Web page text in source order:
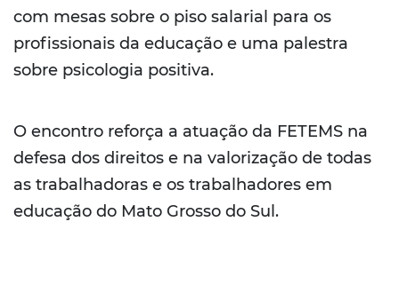
com mesas sobre o piso salarial para os
profissionais da educação e uma palestra
sobre psicologia positiva.
O encontro reforça a atuação da FETEMS na
defesa dos direitos e na valorização de todas
as trabalhadoras e os trabalhadores em
educação do Mato Grosso do Sul.